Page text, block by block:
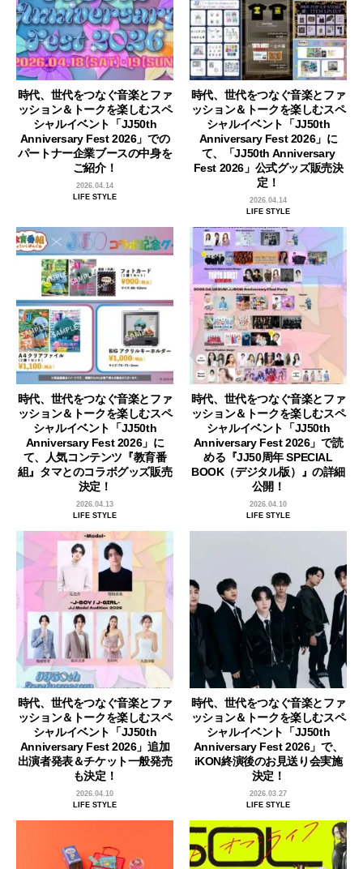
時代、世代をつなぐ音楽とファ
ッション＆トークを楽しむスペ
シャルイベント「JJ50th
Anniversary Fest 2026」での
パートナー企業ブースの中身を
ご紹介！
2026.04.14
LIFE STYLE
時代、世代をつなぐ音楽とファ
ッション＆トークを楽しむスペ
シャルイベント「JJ50th
Anniversary Fest 2026」に
て、「JJ50th Anniversary
Fest 2026」公式グッズ販売決
定！
2026.04.14
LIFE STYLE
時代、世代をつなぐ音楽とファ
ッション＆トークを楽しむスペ
シャルイベント「JJ50th
Anniversary Fest 2026」に
て、人気コンテンツ『教育番
組』タマとのコラボグッズ販売
決定！
2026.04.13
LIFE STYLE
時代、世代をつなぐ音楽とファ
ッション＆トークを楽しむスペ
シャルイベント「JJ50th
Anniversary Fest 2026」で読
める『JJ50周年 SPECIAL
BOOK（デジタル版）』の詳細
公開！
2026.04.10
LIFE STYLE
時代、世代をつなぐ音楽とファ
ッション＆トークを楽しむスペ
シャルイベント「JJ50th
Anniversary Fest 2026」追加
出演者発表＆チケット一般発売
も決定！
2026.04.10
LIFE STYLE
時代、世代をつなぐ音楽とファ
ッション＆トークを楽しむスペ
シャルイベント「JJ50th
Anniversary Fest 2026」で、
iKON終演後のお見送り会実施
決定！
2026.03.27
LIFE STYLE